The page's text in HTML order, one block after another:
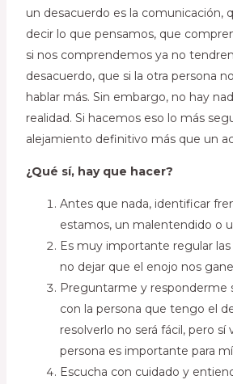
un desacuerdo es la comunicación,
decir lo que pensamos, que
si nos comprendemos ya no
desacuerdo, que si la otra persona
hablar más. Sin embargo, no hay
realidad. Si hacemos eso lo más
alejamiento definitivo más que un
¿Qué sí, hay que hacer?
Antes que nada, identificar
estamos, un malentendido o
Es muy importante regular
no dejar que el enojo nos
Preguntarme y responderme
con la persona que tengo el
resolverlo no será fácil, pero sí
persona es importante para
Escucha con cuidado y